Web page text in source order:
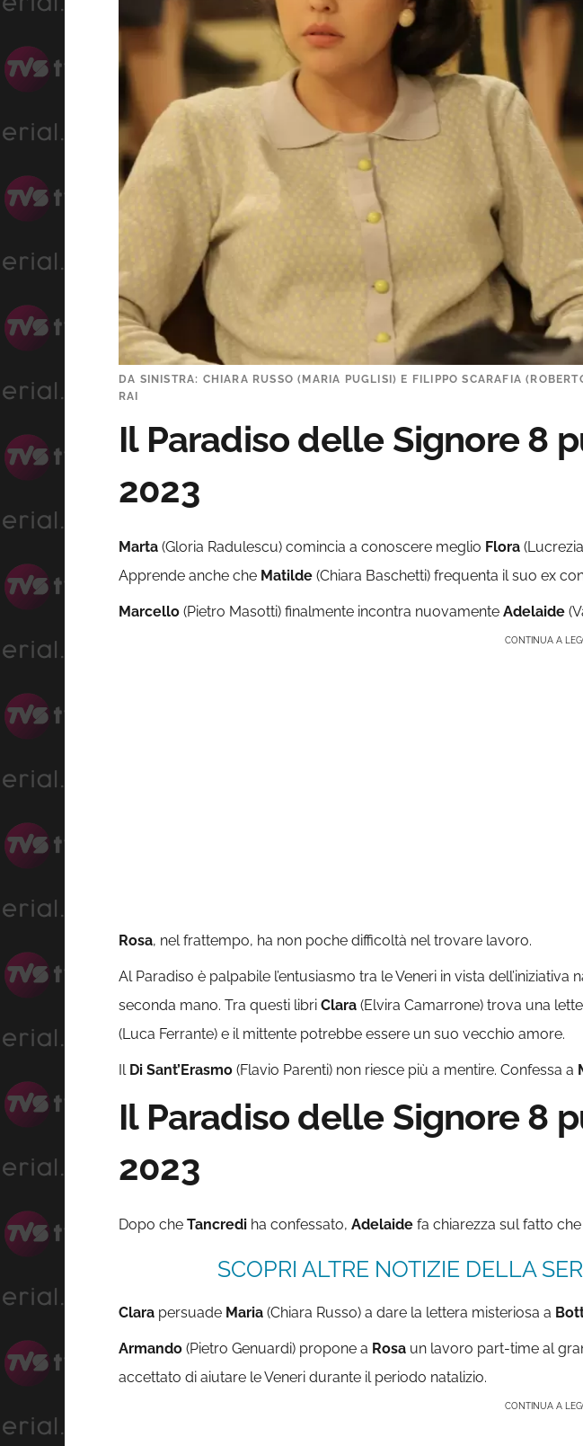
DA SINISTRA: CHIARA RUSSO (MARIA PUGLISI) E FILIPPO SCARAFIA
RAI
Il Paradiso delle Signore 8
2023
Marta (Gloria Radulescu) comincia a conoscere meglio Flora
Apprende anche che Matilde (Chiara Baschetti) frequenta il suo ex
Marcello (Pietro Masotti) finalmente incontra nuovamente Adelaide
CONTINUA A
Rosa, nel frattempo, ha non poche difficoltà nel trovare lavoro.
Al Paradiso è palpabile l’entusiasmo tra le Veneri in vista dell’iniziativa
seconda mano. Tra questi libri Clara (Elvira Camarrone) trova una
(Luca Ferrante) e il mittente potrebbe essere un suo vecchio amore.
Il Di Sant’Erasmo (Flavio Parenti) non riesce più a mentire. Confessa a
Il Paradiso delle Signore 8
2023
Dopo che Tancredi ha confessato, Adelaide fa chiarezza sul fatto
SCOPRI ALTRE NOTIZIE DELLA
Clara persuade Maria (Chiara Russo) a dare la lettera misteriosa a
Armando (Pietro Genuardi) propone a Rosa un lavoro part-time al
accettato di aiutare le Veneri durante il periodo natalizio.
CONTINUA A